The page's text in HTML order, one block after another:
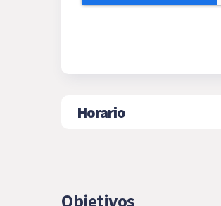
Horario
Objetivos